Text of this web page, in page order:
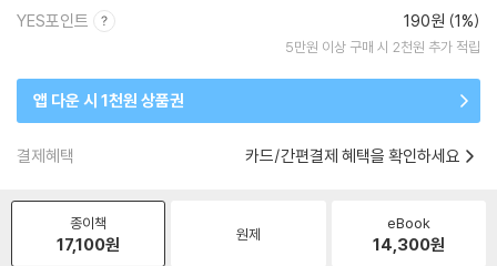
YES포인트 190원 (1%)
5만원 이상 구매 시 2천원 추가 적립
앱 다운 시 1천원 상품권
결제혜택 카드/간편결제 혜택을 확인하세요
종이책
17,100원 원제
eBook
14,300원